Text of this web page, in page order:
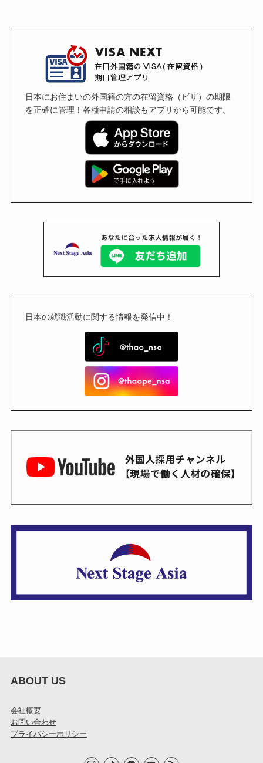
日本にお住まいの外国籍の方の在留資格（ビザ）の期限
を正確に管理！各種申請の相談もアプリから可能です。
日本の就職活動に関する情報を発信中！
ABOUT US
会社概要
お問い合わせ
プライバシーポリシー